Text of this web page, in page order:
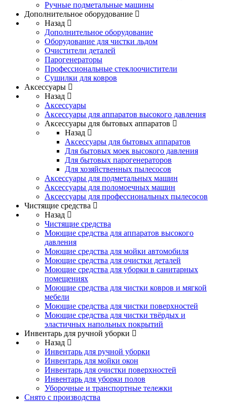
Ручные подметальные машины
Дополнительное оборудование
Назад
Дополнительное оборудование
Оборудование для чистки льдом
Очистители деталей
Парогенераторы
Профессиональные стеклоочистители
Сушилки для ковров
Аксессуары
Назад
Аксессуары
Аксессуары для аппаратов высокого давления
Аксессуары для бытовых аппаратов
Назад
Аксессуары для бытовых аппаратов
Для бытовых моек высокого давления
Для бытовых парогенераторов
Для хозяйственных пылесосов
Аксессуары для подметальных машин
Аксессуары для поломоечных машин
Аксессуары для профессиональных пылесосов
Чистящие средства
Назад
Чистящие средства
Моющие средства для аппаратов высокого
давления
Моющие средства для мойки автомобиля
Моющие средства для очистки деталей
Моющие средства для уборки в санитарных
помещениях
Моющие средства для чистки ковров и мягкой
мебели
Моющие средства для чистки поверхностей
Моющие средства для чистки твёрдых и
эластичных напольных покрытий
Инвентарь для ручной уборки
Назад
Инвентарь для ручной уборки
Инвентарь для мойки окон
Инвентарь для очистки поверхностей
Инвентарь для уборки полов
Уборочные и транспортные тележки
Снято с производства